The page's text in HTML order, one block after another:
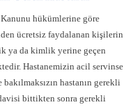
hükümlerine göre
ücretsiz faydalanan kişilerin
ya da kimlik yerine geçen
Hastanemizin acil servinse
hastanın gerekli
bittikten sonra gerekli